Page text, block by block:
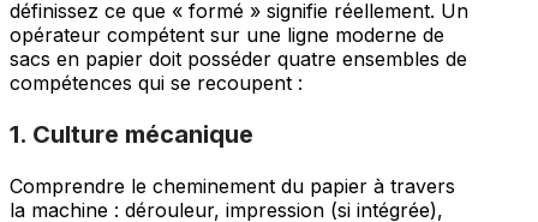
définissez ce que « formé » signifie réellement. Un
opérateur compétent sur une ligne moderne de
sacs en papier doit posséder quatre ensembles de
compétences qui se recoupent :
1. Culture mécanique
Comprendre le cheminement du papier à travers
la machine : dérouleur, impression (si intégrée),